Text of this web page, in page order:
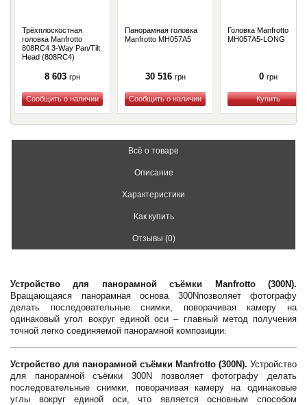
Трёхплоскостная
головка Manfrotto
808RC4 3-Way Pan/Tilt
Head (808RC4)
8 603 грн
Купить
Панорамная головка
Manfrotto MH057A5
30 516 грн
Купить
Головка Manfrotto
MH057A5-LONG
0 грн
Купить
Всё о товаре
Описание
Характеристики
Как купить
Отзывы (0)
Устройство для панорамной съёмки Manfrotto (300N).
Вращающаяся панорамная основа 300Nпозволяет фотографу
делать последовательные снимки, поворачивая камеру на
одинаковый угол вокруг единой оси – главный метод получения
точной легко соединяемой панорамной композиции.
Устройство для панорамной съёмки Manfrotto (300N). Устройство
для панорамной съёмки 300N позволяет фотографу делать
последовательные снимки, поворачивая камеру на одинаковые
углы вокруг единой оси, что является основным способом